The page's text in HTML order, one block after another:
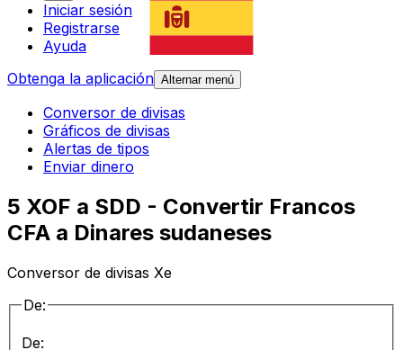
Iniciar sesión
Registrarse
Ayuda
Obtenga la aplicación Alternar menú
Conversor de divisas
Gráficos de divisas
Alertas de tipos
Enviar dinero
5 XOF a SDD - Convertir Francos
CFA a Dinares sudaneses
Conversor de divisas Xe
De:
De: